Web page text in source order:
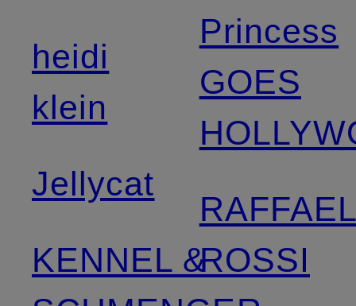
heidi
klein
Jellycat
KENNEL &
Princess
GOES
ROSSI